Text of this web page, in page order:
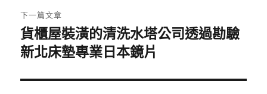
章:
下一篇文章
下
一
文
貨櫃屋裝潢的清洗水塔公司透過勘驗
新北床墊專業日本鏡片